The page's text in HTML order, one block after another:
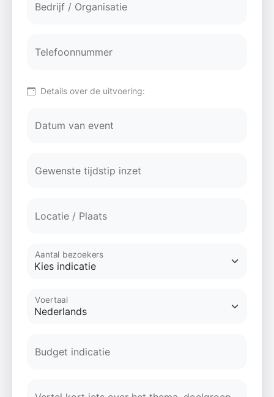
Bedrijf / Organisatie
Telefoonnummer
Details over de uitvoering:
Datum van event
Gewenste tijdstip inzet
Locatie / Plaats
Aantal bezoekers
Voertaal
Budget indicatie